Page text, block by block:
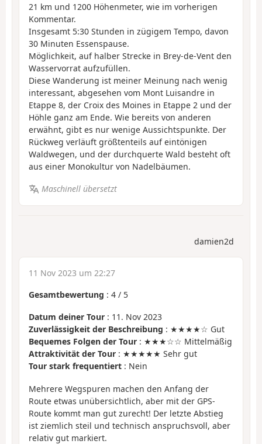
21 km und 1200 Höhenmeter, wie im vorherigen
Kommentar.
Insgesamt 5:30 Stunden in zügigem Tempo, davon
30 Minuten Essenspause.
Möglichkeit, auf halber Strecke in Brey-de-Vent den
Wasservorrat aufzufüllen.
Diese Wanderung ist meiner Meinung nach wenig
interessant, abgesehen vom Mont Luisandre in
Etappe 8, der Croix des Moines in Etappe 2 und der
Höhle ganz am Ende. Wie bereits von anderen
erwähnt, gibt es nur wenige Aussichtspunkte. Der
Rückweg verläuft größtenteils auf eintönigen
Waldwegen, und der durchquerte Wald besteht oft
aus einer Monokultur von Nadelbäumen.
Maschinell übersetzt
damien2d
11 Nov 2023 um 22:27
Gesamtbewertung : 4 / 5
Datum deiner Tour : 11. Nov 2023
Zuverlässigkeit der Beschreibung : ★★★★☆ Gut
Bequemes Folgen der Tour : ★★★☆☆ Mittelmäßig
Attraktivität der Tour : ★★★★★ Sehr gut
Tour stark frequentiert : Nein
Mehrere Wegspuren machen den Anfang der
Route etwas unübersichtlich, aber mit der GPS-
Route kommt man gut zurecht! Der letzte Abstieg
ist ziemlich steil und technisch anspruchsvoll, aber
relativ gut markiert.